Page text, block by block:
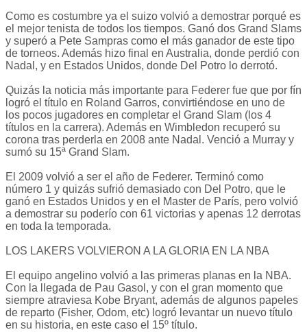
Como es costumbre ya el suizo volvió a demostrar porqué es
el mejor tenista de todos los tiempos. Ganó dos Grand Slams
y superó a Pete Sampras como el más ganador de este tipo
de torneos. Además hizo final en Australia, donde perdió con
Nadal, y en Estados Unidos, donde Del Potro lo derrotó.
Quizás la noticia más importante para Federer fue que por fín
logró el título en Roland Garros, convirtiéndose en uno de
los pocos jugadores en completar el Grand Slam (los 4
títulos en la carrera). Además en Wimbledon recuperó su
corona tras perderla en 2008 ante Nadal. Venció a Murray y
sumó su 15ª Grand Slam.
El 2009 volvió a ser el año de Federer. Terminó como
número 1 y quizás sufrió demasiado con Del Potro, que le
ganó en Estados Unidos y en el Master de París, pero volvió
a demostrar su poderío con 61 victorias y apenas 12 derrotas
en toda la temporada.
LOS LAKERS VOLVIERON A LA GLORIA EN LA NBA
El equipo angelino volvió a las primeras planas en la NBA.
Con la llegada de Pau Gasol, y con el gran momento que
siempre atraviesa Kobe Bryant, además de algunos papeles
de reparto (Fisher, Odom, etc) logró levantar un nuevo título
en su historia, en este caso el 15º título.